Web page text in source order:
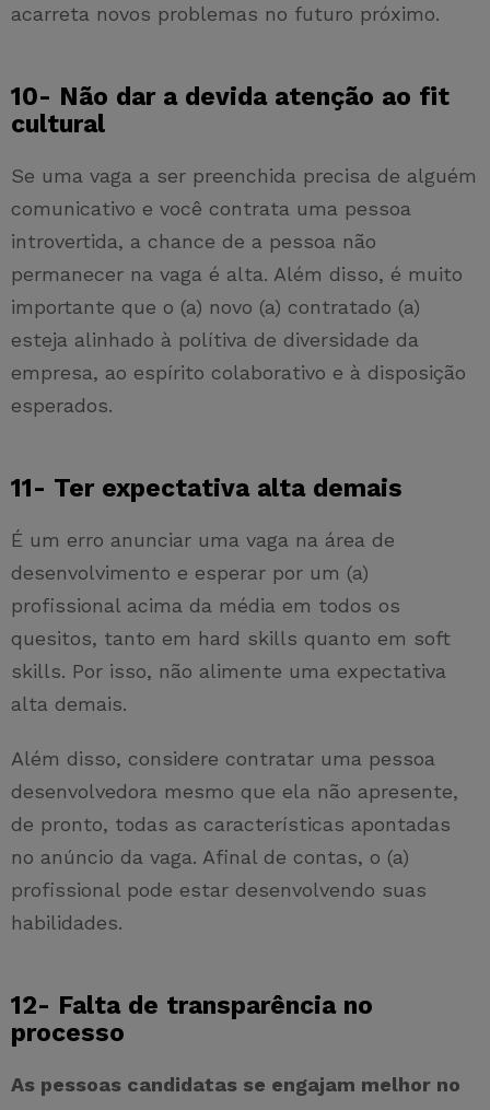
acarreta novos problemas no futuro próximo.
10- Não dar a devida atenção ao fit
cultural
Se uma vaga a ser preenchida precisa de alguém
comunicativo e você contrata uma pessoa
introvertida, a chance de a pessoa não
permanecer na vaga é alta. Além disso, é muito
importante que o (a) novo (a) contratado (a)
esteja alinhado à polítiva de diversidade da
empresa, ao espírito colaborativo e à disposição
esperados.
11- Ter expectativa alta demais
É um erro anunciar uma vaga na área de
desenvolvimento e esperar por um (a)
profissional acima da média em todos os
quesitos, tanto em hard skills quanto em soft
skills. Por isso, não alimente uma expectativa
alta demais.
Além disso, considere contratar uma pessoa
desenvolvedora mesmo que ela não apresente,
de pronto, todas as características apontadas
no anúncio da vaga. Afinal de contas, o (a)
profissional pode estar desenvolvendo suas
habilidades.
12- Falta de transparência no
processo
As pessoas candidatas se engajam melhor no